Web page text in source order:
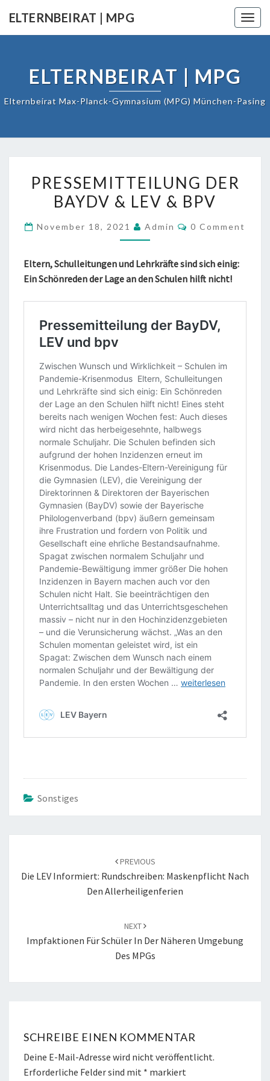
content
ELTERNBEIRAT | MPG
ELTERNBEIRAT | MPG
Elternbeirat Max-Planck-Gymnasium (MPG) München-Pasing
DER
BAYDV
LEV
&
BPV
PRESSEMITTEILUNG DER
BAYDV & LEV & BPV
November 18, 2021 Admin COMMENTS
0 Comment
Eltern, Schulleitungen und Lehrkräfte sind sich einig:
Ein Schönreden der Lage an den Schulen hilft nicht!
Sonstiges
PREVIOUS
Die LEV Informiert: Rundschreiben: Maskenpflicht Nach
Den Allerheiligenferien
NEXT
Impfaktionen Für Schüler In Der Näheren Umgebung
Des MPGs
SCHREIBE EINEN KOMMENTAR
Deine E-Mail-Adresse wird nicht veröffentlicht.
Erforderliche Felder sind mit * markiert